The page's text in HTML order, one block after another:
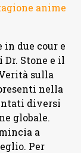
anime
in due cour e
Stone e il
sulla
nella
diversi
globale.
a
Per